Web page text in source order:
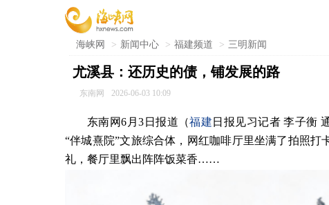
海峡网 > 新闻中心 > 福建频道 > 三明新闻
尤溪县：还历史的债，铺发展的路
东南网 2026-06-03 10:09
东南网6月3日报道（福建 日报见习记者 李子衡
“伴城熹院”文旅综合体，网红咖啡厅里坐满了拍照
礼，餐厅里飘出阵阵饭菜香……